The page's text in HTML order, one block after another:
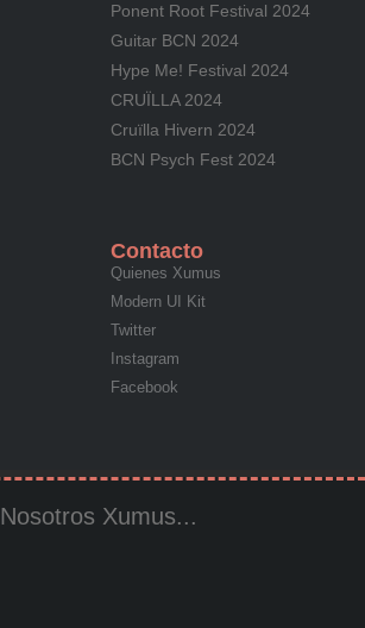
Ponent Root Festival 2024
Guitar BCN 2024
Hype Me! Festival 2024
CRUÏLLA 2024
Cruïlla Hivern 2024
BCN Psych Fest 2024
Contacto
Quienes Xumus
Modern UI Kit
Twitter
Instagram
Facebook
Nosotros Xumus...